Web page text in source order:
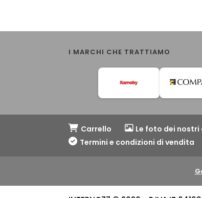
I MARCHI CHE TRATTIAMO
Carrello Le foto dei nostri
Termini e condizioni di vendita